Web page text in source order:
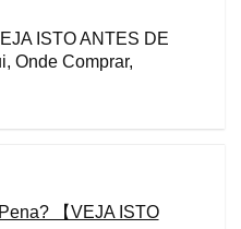
ISTO ANTES DE
Onde Comprar,